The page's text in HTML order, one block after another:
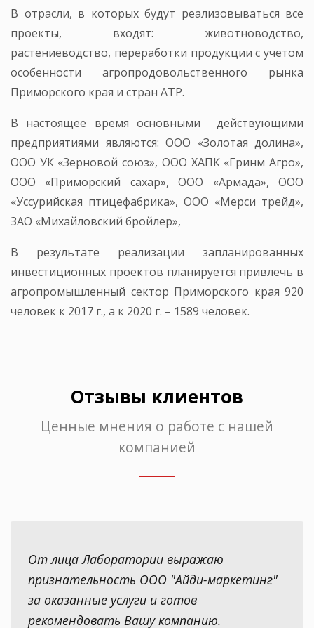
В отрасли, в которых будут реализовываться все
проекты, входят: животноводство,
растениеводство, переработки продукции с учетом
особенности агропродовольственного рынка
Приморского края и стран АТР.
В настоящее время основными действующими
предприятиями являются: ООО «Золотая долина»,
ООО УК «Зерновой союз», ООО ХАПК «Гринм Агро»,
ООО «Приморский сахар», ООО «Армада», ООО
«Уссурийская птицефабрика», ООО «Мерси трейд»,
ЗАО «Михайловский бройлер»,
В результате реализации запланированных
инвестиционных проектов планируется привлечь в
агропромышленный сектор Приморского края 920
человек к 2017 г., а к 2020 г. – 1589 человек.
Отзывы клиентов
Ценные мнения о работе с нашей
компанией
От лица Лаборатории выражаю
признательность ООО "Айди-маркетинг"
за оказанные услуги и готов
рекомендовать Вашу компанию.